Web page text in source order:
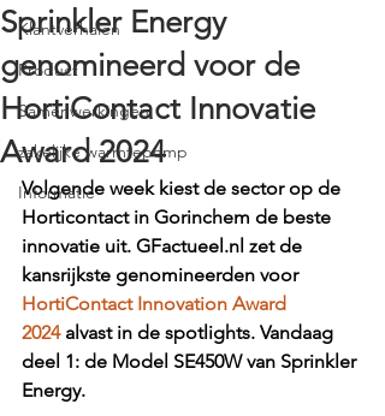
Klantverhalen
Product
Samenwerkingen
zakelijke warmtepomp
Informatie
Sprinkler Energy
genomineerd voor de
HortiContact Innovatie
Award 2024
Volgende week kiest de sector op de
Horticontact in Gorinchem de beste
innovatie uit. GFactueel.nl zet de
kansrijkste genomineerden voor
HortiContact Innovation Award
2024 alvast in de spotlights. Vandaag
deel 1: de Model SE450W van Sprinkler
Energy.